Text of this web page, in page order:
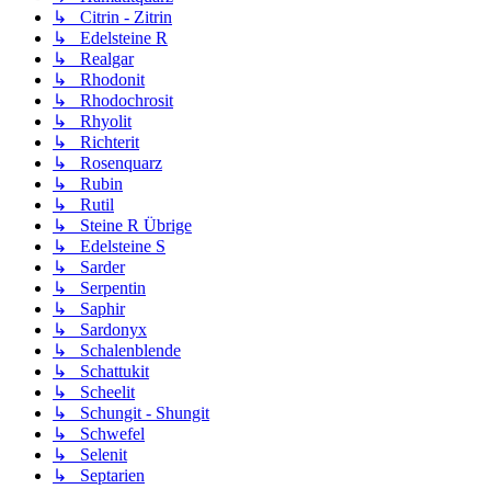
↳ Citrin - Zitrin
↳ Edelsteine R
↳ Realgar
↳ Rhodonit
↳ Rhodochrosit
↳ Rhyolit
↳ Richterit
↳ Rosenquarz
↳ Rubin
↳ Rutil
↳ Steine R Übrige
↳ Edelsteine S
↳ Sarder
↳ Serpentin
↳ Saphir
↳ Sardonyx
↳ Schalenblende
↳ Schattukit
↳ Scheelit
↳ Schungit - Shungit
↳ Schwefel
↳ Selenit
↳ Septarien